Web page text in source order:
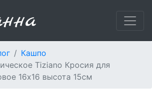
Кашпо
Tiziano Кросия для
16x16 высота 15см